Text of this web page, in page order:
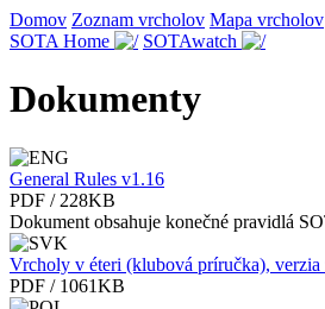
Domov Zoznam vrcholov Mapa vrcholov
SOTA Home
SOTAwatch
Dokumenty
General Rules v1.16
PDF / 228KB
Dokument obsahuje konečné pravidlá
Vrcholy v éteri (klubová príručka), verzia
PDF / 1061KB